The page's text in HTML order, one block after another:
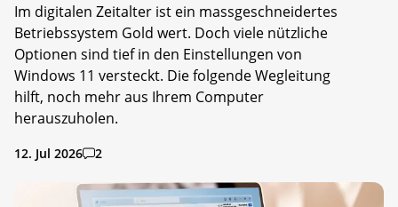
Im digitalen Zeitalter ist ein massgeschneidertes
Betriebssystem Gold wert. Doch viele nützliche
Optionen sind tief in den Einstellungen von
Windows 11 versteckt. Die folgende Wegleitung
hilft, noch mehr aus Ihrem Computer
herauszuholen.
12. Jul 2026 2